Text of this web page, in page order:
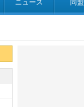
ニュース 同盟